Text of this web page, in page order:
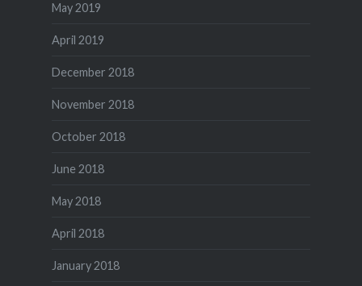
May 2019
April 2019
December 2018
November 2018
October 2018
June 2018
May 2018
April 2018
January 2018